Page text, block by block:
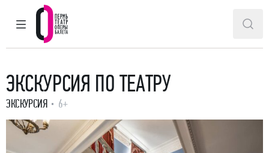
ГЛАВНОЕ МЕНЮ
Пермский театр оперы и балета
ЭКСКУРСИЯ ПО ТЕАТРУ
ЭКСКУРСИЯ 6+